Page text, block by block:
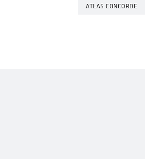
ATLAS CONCORDE